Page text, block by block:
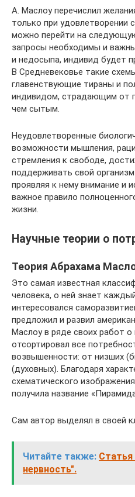
А. Маслоу перечислил
только при удовлетворении
можно перейти на
запросы необходимы и
и недосыпа, индивид будет
В Средневековье такие
главенствующие тираны и
индивидом, страдающим от
чем сытым.
Неудовлетворенные
возможности мышления,
стремления к свободе,
поддерживать свой
проявляя к нему внимание и
важное правило
жизни.
Научные теории о
Теория Абрахама
Это самая известная
человека, о ней знает
интересовался
предложил и развил
Маслоу в ряде своих работ
отсортировал все
возвышенности: от низших
(духовных). Благодаря
схематического
получила название
Сам автор выделял в своей
Читайте также: Статья
нервность".